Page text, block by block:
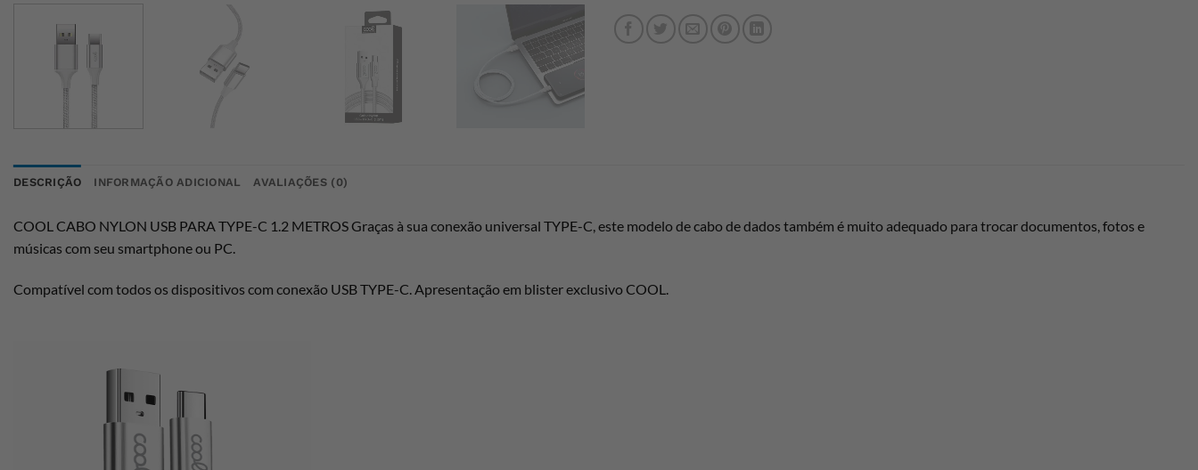
DESCRIÇÃO INFORMAÇÃO ADICIONAL AVALIAÇÕES (0)
COOL CABO NYLON USB PARA TYPE-C 1.2 METROS Graças à sua conexão universal TYPE-C, este modelo de cabo de dados também é muito adequado para trocar documentos, fotos e
músicas com seu smartphone ou PC.
Compatível com todos os dispositivos com conexão USB TYPE-C. Apresentação em blister exclusivo COOL.